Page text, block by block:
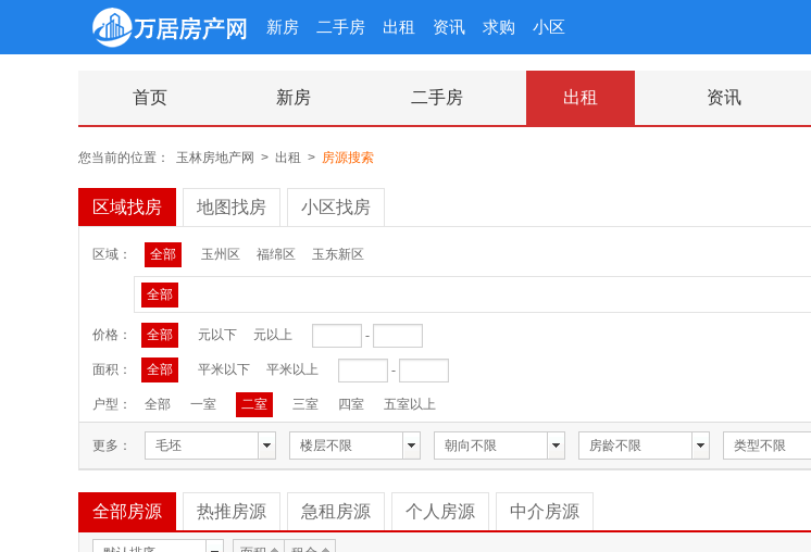
新房 二手房 出租 资讯 求购 小区
首页 新房 二手房 出租 资讯
您当前的位置： 玉林房地产网 > 出租 > 房源搜索
区域找房 地图找房 小区找房
区域： 全部 玉州区 福绵区 玉东新区
全部
价格： 全部 元以下 元以上 -
面积： 全部 平米以下 平米以上 -
户型： 全部 一室 二室 三室 四室 五室以上
更多： 毛坯 楼层不限 朝向不限 房龄不限 类型不限
全部房源 热推房源 急租房源 个人房源 中介房源